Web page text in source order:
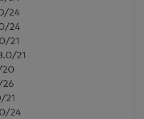
24
24
21
21
20
26
21
24